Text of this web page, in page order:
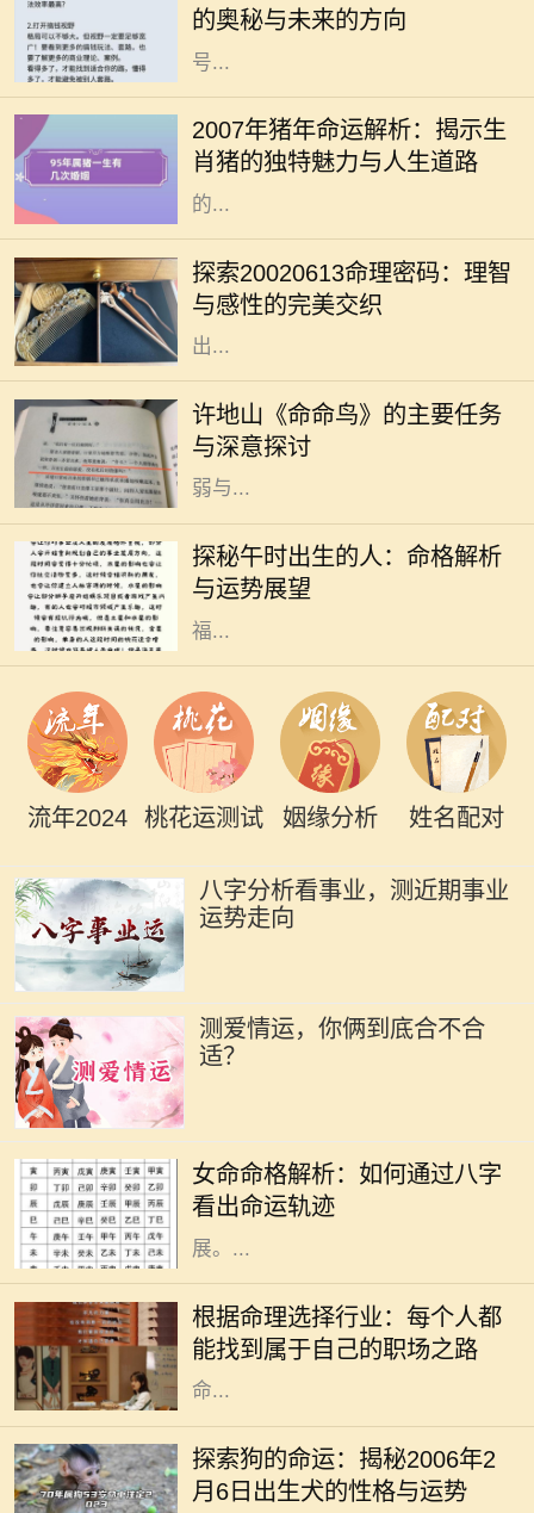
的奥秘与未来的方向
什么呢？它可能是一个深奥的命理符
号...
2007年猪年命运解析：揭示生
肖猪的独特魅力与人生道路
生肖猪是中国传统文化中的一种重要
象征，与其相关的命运常常引发广泛
的讨论。2007年是猪年，而出生于这
一年的朋友们，常常被认为拥有独特
的...
探索20020613命理密码：理智
与感性的完美交织
命理学，无论在古代还是现代，都给
人们提供了一种解读自身性格与命运
的方式。在这其中，出生日期的解读
是一个重要的环节。2002年6月13日
出...
许地山《命命鸟》的主要任务
与深意探讨
许地山是一位杰出的作家，他的作品
深深影响了中国现代文学。其中，
《命命鸟》是一部引人注目的小说，
生动展示了人性、命运以及生命的脆
弱与...
探秘午时出生的人：命格解析
与运势展望
在中国传统命理学中，出生时辰对一
个人的性格、命运有着重要的影响。
其中，午时（中午11点到1点）出生
的人，因其时辰的特殊性，常被视作
福...
流年2024 桃花运测试 姻缘分析 姓名配对
八字分析看事业，测近期事业
运势走向
测爱情运，你俩到底合不合
适？
女命命格解析：如何通过八字
看出命运轨迹
老而深奥的学问。尤其对于女性来
说，命格的分析不仅关系到个人的福
祉，还影响着婚姻、家庭和事业的发
展。...
根据命理选择行业：每个人都
能找到属于自己的职场之路
选择行业对于每个人来说都是一项重
要的决策，它直接影响到我们的职业
发展和人生轨迹。在现代社会，不同
的行业有不同的特点和发展空间，而
命...
探索狗的命运：揭秘2006年2
月6日出生犬的性格与运势
狗作为人类最忠实的朋友，拥有着丰
富的象征意义和文化内涵。在中国传
统文化中，狗被视为吉祥之物，象征
着忠诚与守护。尤其是对于那些在特